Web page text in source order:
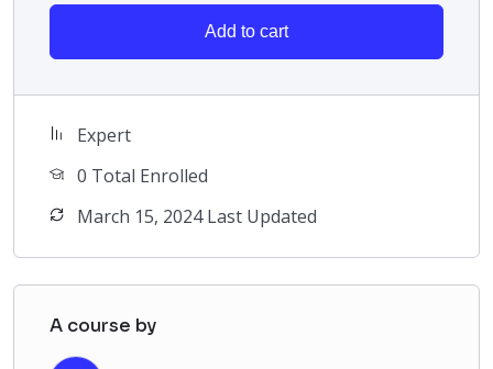
Add to cart
Expert
0 Total Enrolled
March 15, 2024 Last Updated
A course by